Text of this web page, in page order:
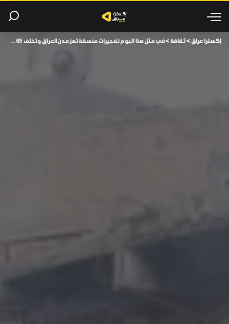
إكسترا عراق >ثقافة >في مثل هذا اليوم تفجيرات منسقة تهز مدن العراق وتخلف 65 قـ ـتيلاً ومئات الجرحى.